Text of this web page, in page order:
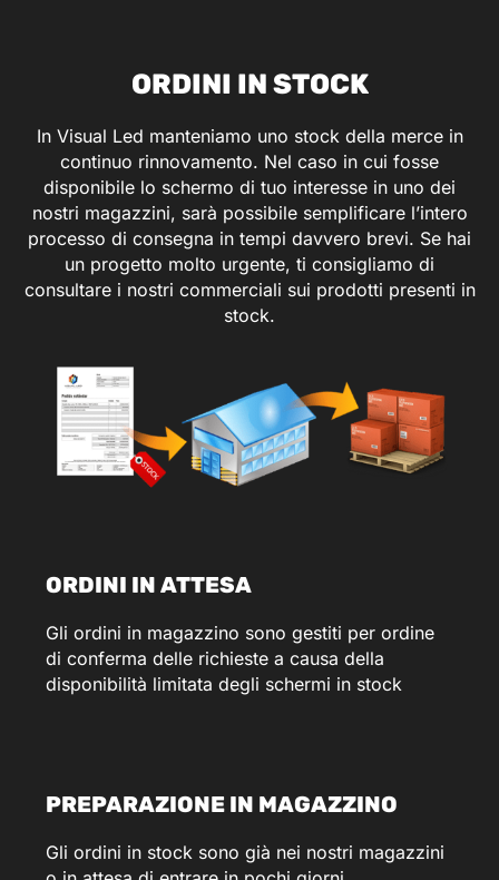
ORDINI IN STOCK
In Visual Led manteniamo uno stock della merce in
continuo rinnovamento. Nel caso in cui fosse
disponibile lo schermo di tuo interesse in uno dei
nostri magazzini, sarà possibile semplificare l’intero
processo di consegna in tempi davvero brevi. Se hai
un progetto molto urgente, ti consigliamo di
consultare i nostri commerciali sui prodotti presenti in
stock.
ORDINI IN ATTESA
Gli ordini in magazzino sono gestiti per ordine
di conferma delle richieste a causa della
disponibilità limitata degli schermi in stock
PREPARAZIONE IN MAGAZZINO
Gli ordini in stock sono già nei nostri magazzini